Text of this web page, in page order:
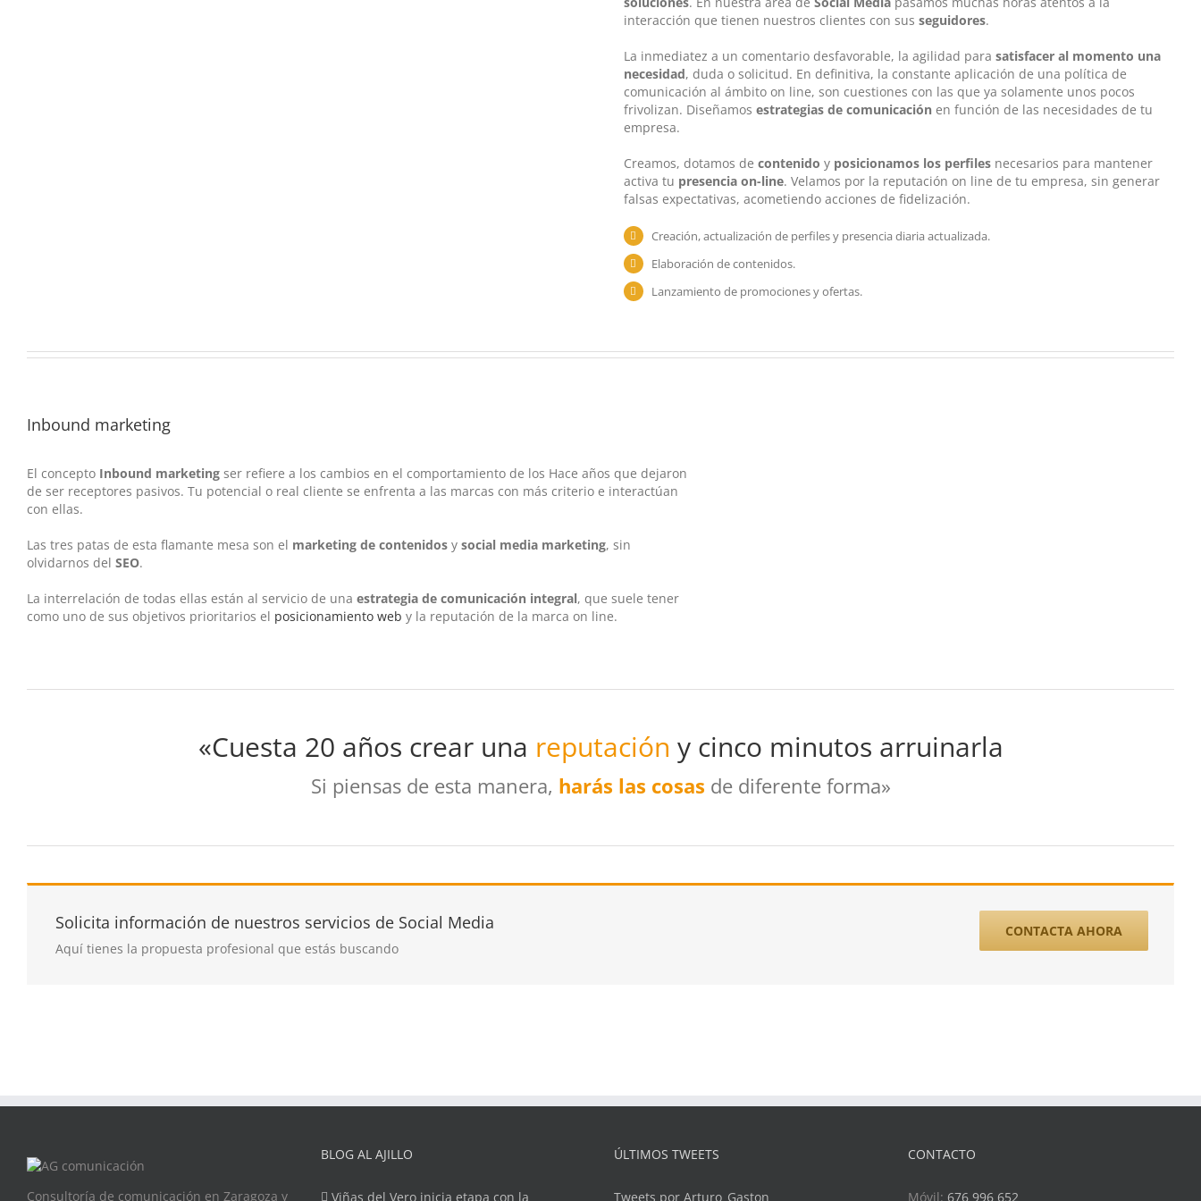
interacción que tienen nuestros clientes con sus seguidores.
La inmediatez a un comentario desfavorable, la agilidad para satisfacer al momento una
necesidad, duda o solicitud. En definitiva, la constante aplicación de una política de
comunicación al ámbito on line, son cuestiones con las que ya solamente unos pocos
frivolizan. Diseñamos estrategias de comunicación en función de las necesidades de tu
empresa.
Creamos, dotamos de contenido y posicionamos los perfilesnecesarios para mantener
activa tu presencia on-line. Velamos por la reputación on line de tu empresa, sin generar
falsas expectativas, acometiendo acciones de fidelización.
Creación, actualización de perfiles y presencia diaria actualizada.
Elaboración de contenidos.
Lanzamiento de promociones y ofertas.
Inbound marketing
El concepto Inbound marketing ser refiere a los cambios en el comportamiento de los Hace años que dejaron
de ser receptores pasivos. Tu potencial o real cliente se enfrenta a las marcas con más criterio e interactúan
con ellas.
Las tres patas de esta flamante mesa son el marketing de contenidos y social media marketing, sin
olvidarnos del SEO.
La interrelación de todas ellas están al servicio de una estrategia de comunicación integral, que suele tener
como uno de sus objetivos prioritarios el posicionamiento web y la reputación de la marca on line.
«Cuesta 20 años crear una reputación y cinco minutos arruinarla
Si piensas de esta manera, harás las cosas de diferente forma»
CONTACTA AHORA
Solicita información de nuestros servicios de Social Media
Aquí tienes la propuesta profesional que estás buscando
Consultoría de comunicación en Zaragoza y
BLOG AL AJILLO
Viñas del Vero inicia etapa con la
ÚLTIMOS TWEETS
Tweets por Arturo_Gaston
CONTACTO
Móvil: 676 996 652